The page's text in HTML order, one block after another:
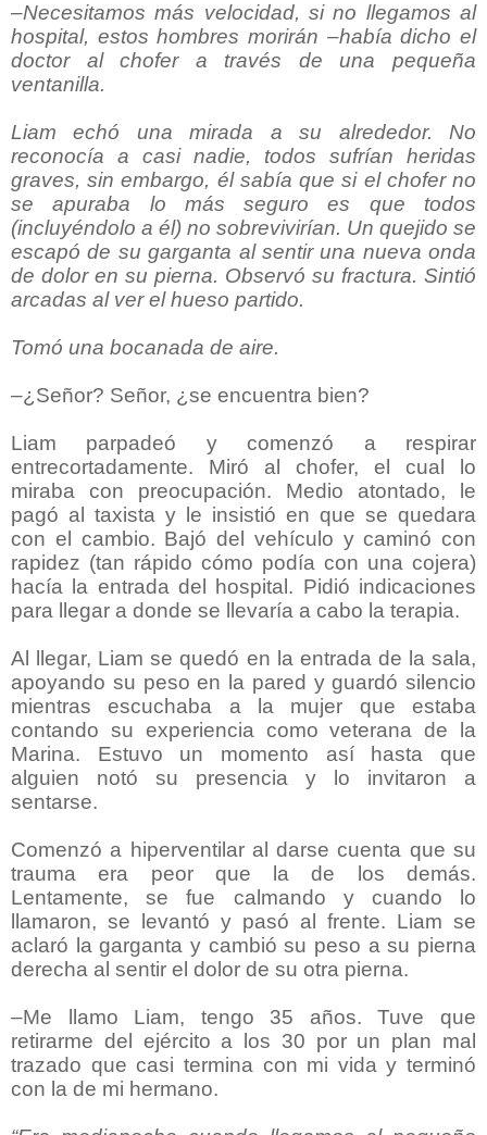
–Necesitamos más velocidad, si no llegamos al
hospital, estos hombres morirán –había dicho el
doctor al chofer a través de una pequeña
ventanilla.
Liam echó una mirada a su alrededor. No
reconocía a casi nadie, todos sufrían heridas
graves, sin embargo, él sabía que si el chofer no
se apuraba lo más seguro es que todos
(incluyéndolo a él) no sobrevivirían. Un quejido se
escapó de su garganta al sentir una nueva onda
de dolor en su pierna. Observó su fractura. Sintió
arcadas al ver el hueso partido.
Tomó una bocanada de aire.
–¿Señor? Señor, ¿se encuentra bien?
Liam parpadeó y comenzó a respirar
entrecortadamente. Miró al chofer, el cual lo
miraba con preocupación. Medio atontado, le
pagó al taxista y le insistió en que se quedara
con el cambio. Bajó del vehículo y caminó con
rapidez (tan rápido cómo podía con una cojera)
hacía la entrada del hospital. Pidió indicaciones
para llegar a donde se llevaría a cabo la terapia.
Al llegar, Liam se quedó en la entrada de la sala,
apoyando su peso en la pared y guardó silencio
mientras escuchaba a la mujer que estaba
contando su experiencia como veterana de la
Marina. Estuvo un momento así hasta que
alguien notó su presencia y lo invitaron a
sentarse.
Comenzó a hiperventilar al darse cuenta que su
trauma era peor que la de los demás.
Lentamente, se fue calmando y cuando lo
llamaron, se levantó y pasó al frente. Liam se
aclaró la garganta y cambió su peso a su pierna
derecha al sentir el dolor de su otra pierna.
–Me llamo Liam, tengo 35 años. Tuve que
retirarme del ejército a los 30 por un plan mal
trazado que casi termina con mi vida y terminó
con la de mi hermano.